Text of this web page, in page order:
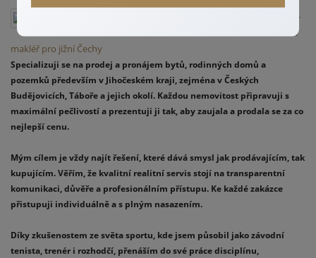
Erik Fáček –
váš realitní
makléř pro jižní Čechy
Specializuji se na prodej a pronájem bytů, rodinných domů a
pozemků především v Jihočeském kraji, zejména v Českých
Budějovicích, Táboře a jejich okolí. Každou nemovitost připravuji s
maximální pečlivostí a prezentuji ji tak, aby zaujala a prodala se za co
nejlepší cenu.
Mým cílem je vždy najít řešení, které dává smysl jak prodávajícím, tak
kupujícím. Věřím, že kvalitní realitní servis stojí na transparentní
komunikaci, důvěře a profesionálním přístupu. Ke každé zakázce
přistupuji individuálně a s plným nasazením.
Díky zkušenostem ze světa sportu, kde jsem působil jako závodní
tenista, trenér i rozhodčí, přenáším do své práce disciplínu,